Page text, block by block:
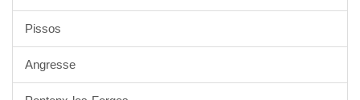
Pissos
Angresse